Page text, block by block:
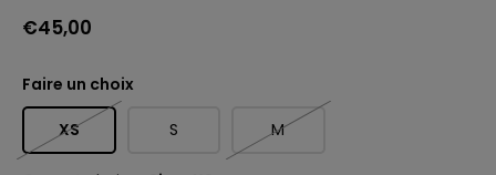
€45,00
Faire un choix
XS S M